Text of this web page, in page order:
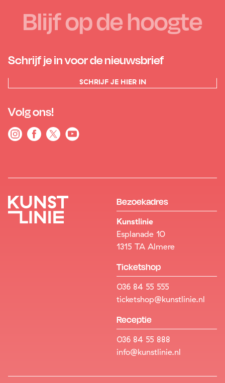
Blijf op de hoogte
Schrijf je in voor de nieuwsbrief
SCHRIJF JE HIER IN
Volg ons!
Bezoekadres
Kunstlinie
Esplanade 10
1315 TA Almere
Ticketshop
036 84 55 555
ticketshop@kunstlinie.nl
Receptie
036 84 55 888
info@kunstlinie.nl